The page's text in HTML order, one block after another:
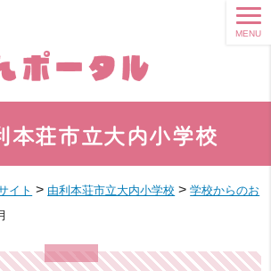
本荘市立大内小学校
MENU
イト > 由利本荘市立大内小学校 >学校からのお